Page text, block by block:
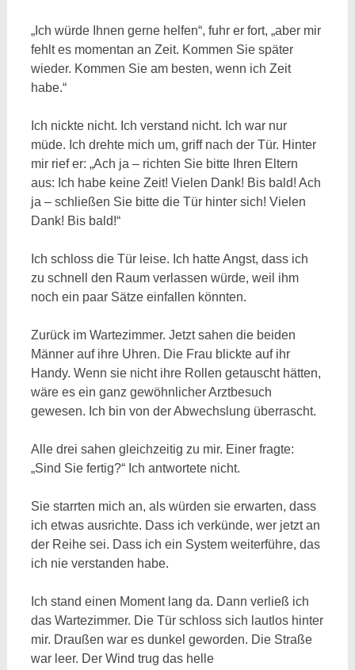
„Ich würde Ihnen gerne helfen“, fuhr er fort, „aber mir
fehlt es momentan an Zeit. Kommen Sie später
wieder. Kommen Sie am besten, wenn ich Zeit
habe.“
Ich nickte nicht. Ich verstand nicht. Ich war nur
müde. Ich drehte mich um, griff nach der Tür. Hinter
mir rief er: „Ach ja – richten Sie bitte Ihren Eltern
aus: Ich habe keine Zeit! Vielen Dank! Bis bald! Ach
ja – schließen Sie bitte die Tür hinter sich! Vielen
Dank! Bis bald!“
Ich schloss die Tür leise. Ich hatte Angst, dass ich
zu schnell den Raum verlassen würde, weil ihm
noch ein paar Sätze einfallen könnten.
Zurück im Wartezimmer. Jetzt sahen die beiden
Männer auf ihre Uhren. Die Frau blickte auf ihr
Handy. Wenn sie nicht ihre Rollen getauscht hätten,
wäre es ein ganz gewöhnlicher Arztbesuch
gewesen. Ich bin von der Abwechslung überrascht.
Alle drei sahen gleichzeitig zu mir. Einer fragte:
„Sind Sie fertig?“ Ich antwortete nicht.
Sie starrten mich an, als würden sie erwarten, dass
ich etwas ausrichte. Dass ich verkünde, wer jetzt an
der Reihe sei. Dass ich ein System weiterführe, das
ich nie verstanden habe.
Ich stand einen Moment lang da. Dann verließ ich
das Wartezimmer. Die Tür schloss sich lautlos hinter
mir. Draußen war es dunkel geworden. Die Straße
war leer. Der Wind trug das helle